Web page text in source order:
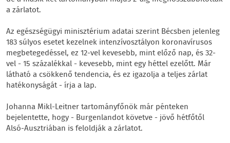
a zárlatot.
Az egészségügyi minisztérium adatai szerint Bécsben jelenleg
183 súlyos esetet kezelnek intenzívosztályon koronavírusos
megbetegedéssel, ez 12-vel kevesebb, mint előző nap, és 32-
vel - 15 százalékkal - kevesebb, mint egy héttel ezelőtt. Már
látható a csökkenő tendencia, és ez igazolja a teljes zárlat
hatékonyságát - írja a lap.
Johanna Mikl-Leitner tartományfőnök már pénteken
bejelentette, hogy - Burgenlandot követve - jövő hétfőtől
Alsó-Ausztriában is feloldják a zárlatot.